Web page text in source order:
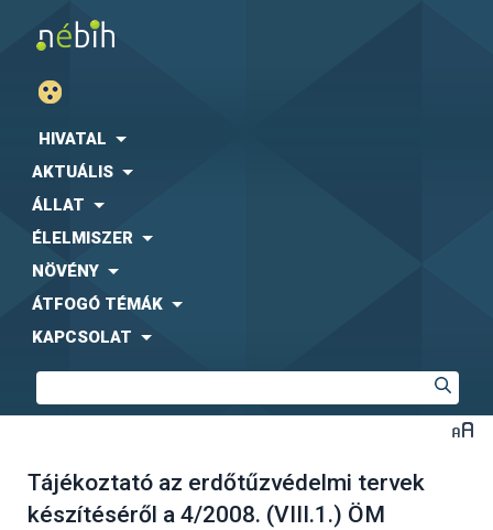
HIVATAL
AKTUÁLIS
ÁLLAT
ÉLELMISZER
NÖVÉNY
ÁTFOGÓ TÉMÁK
KAPCSOLAT
Tájékoztató az erdőtűzvédelmi tervek
készítéséről a 4/2008. (VIII.1.) ÖM